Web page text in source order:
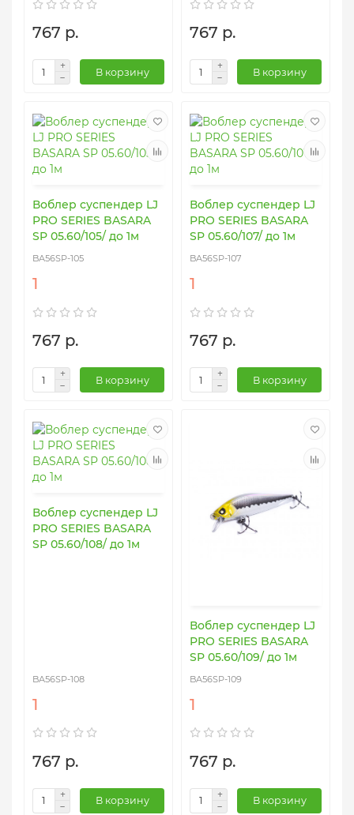
767 р.
В корзину
767 р.
В корзину
Воблер суспендер LJ
PRO SERIES BASARA
SP 05.60/105/ до 1м
BA56SP-105
1
767 р.
В корзину
Воблер суспендер LJ
PRO SERIES BASARA
SP 05.60/107/ до 1м
BA56SP-107
1
767 р.
В корзину
Воблер суспендер LJ
PRO SERIES BASARA
SP 05.60/108/ до 1м
BA56SP-108
1
767 р.
В корзину
Воблер суспендер LJ
PRO SERIES BASARA
SP 05.60/109/ до 1м
BA56SP-109
1
767 р.
В корзину